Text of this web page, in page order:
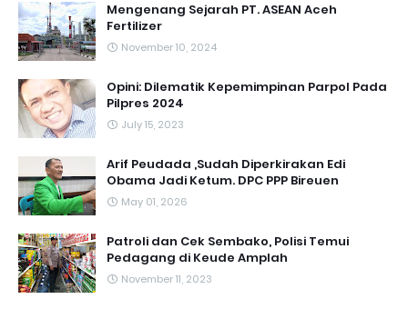
Mengenang Sejarah PT. ASEAN Aceh
Fertilizer
November 10, 2024
Opini: Dilematik Kepemimpinan Parpol Pada
Pilpres 2024
July 15, 2023
Arif Peudada ,Sudah Diperkirakan Edi
Obama Jadi Ketum. DPC PPP Bireuen
May 01, 2026
Patroli dan Cek Sembako, Polisi Temui
Pedagang di Keude Amplah
November 11, 2023